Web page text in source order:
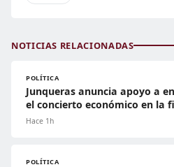
NOTICIAS RELACIONADAS
POLÍTICA
Junqueras anuncia apoyo a
el concierto económico en la
Hace 1h
POLÍTICA